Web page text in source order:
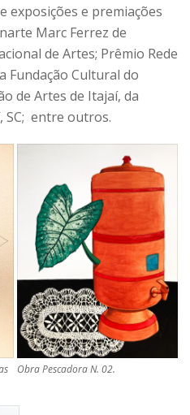
exposições e premiações
Marc Ferrez de
de Artes; Prêmio Rede
Fundação Cultural do
de Artes de Itajaí, da
SC; entre outros.
Obra Pescadora N. 02.